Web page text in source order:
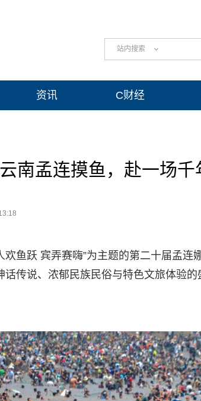
站内搜索
资讯 C财经
南孟连摸鱼，赴一场
欢鱼跃 宾弄赛嗨”为主题的第二十届孟
话传说、浓郁民族民俗与特色文旅体验